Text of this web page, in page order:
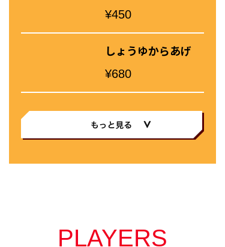
¥450
しょうゆからあげ
¥680
PLAYERS